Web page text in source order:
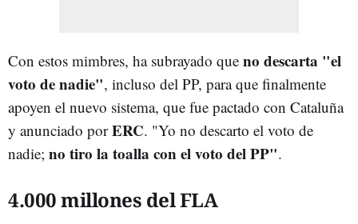
Con estos mimbres, ha subrayado que no descarta "el
voto de nadie", incluso del PP, para que finalmente
apoyen el nuevo sistema, que fue pactado con Cataluña
y anunciado porERC. "Yo no descarto el voto de
nadie; no tiro la toalla con el voto del PP".
4.000 millones del FLA